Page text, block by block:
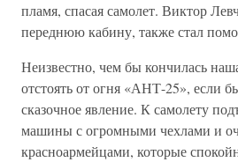
пламя, спасая самолет. Виктор
переднюю кабину, также стал
Неизвестно, чем бы кончилась
отстоять от огня «АНТ-25», если
сказочное явление. К самолету
машины с огромными чехлами и
красноармейцами, которые